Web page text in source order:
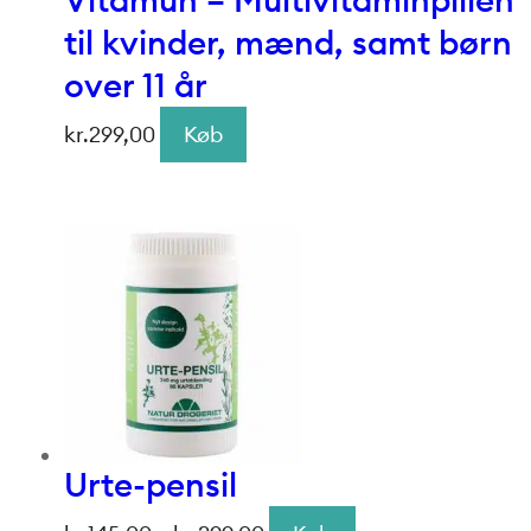
til kvinder, mænd, samt børn
over 11 år
kr.299,00 Køb
Urte-pensil
Prisinterval: